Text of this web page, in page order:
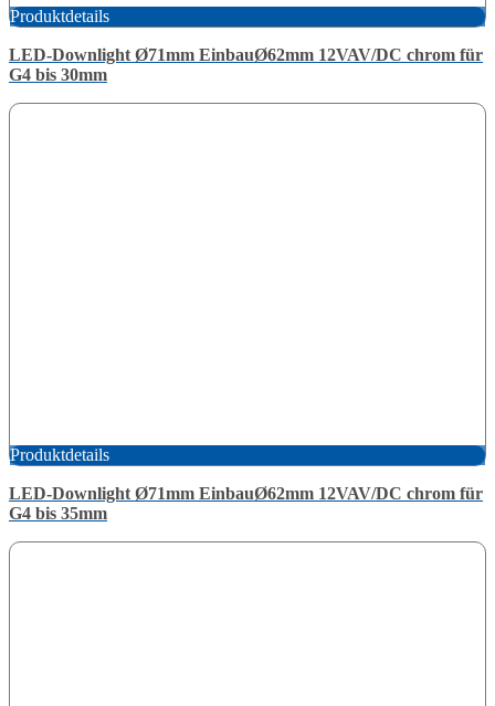
Produktdetails
LED-Downlight Ø71mm EinbauØ62mm 12VAV/DC chrom für
G4 bis 30mm
Produktdetails
LED-Downlight Ø71mm EinbauØ62mm 12VAV/DC chrom für
G4 bis 35mm